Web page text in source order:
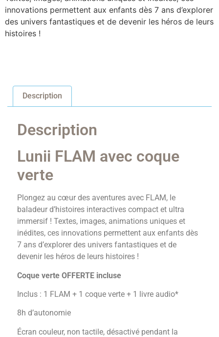
innovations permettent aux enfants dès 7 ans d’explorer
des univers fantastiques et de devenir les héros de leurs
histoires !
Description
Description
Lunii FLAM avec coque
verte
Plongez au cœur des aventures avec FLAM, le
baladeur d’histoires interactives compact et ultra
immersif ! Textes, images, animations uniques et
inédites, ces innovations permettent aux enfants dès
7 ans d’explorer des univers fantastiques et de
devenir les héros de leurs histoires !
Coque verte OFFERTE incluse
Inclus : 1 FLAM + 1 coque verte + 1 livre audio*
8h d’autonomie
Écran couleur, non tactile, désactivé pendant la